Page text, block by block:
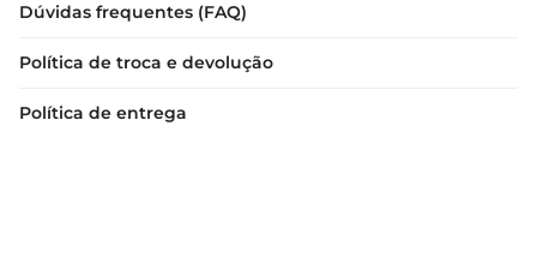
Dúvidas frequentes (FAQ)
Política de troca e devolução
Política de entrega